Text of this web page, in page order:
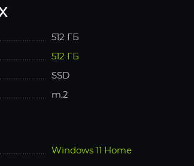
512 ГБ
512 ГБ
SSD
m.2
Windows 11 Home